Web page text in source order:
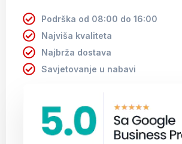
Podrška od 08:00 do 16:00
Najviša kvaliteta
Najbrža dostava
Savjetovanje u nabavi